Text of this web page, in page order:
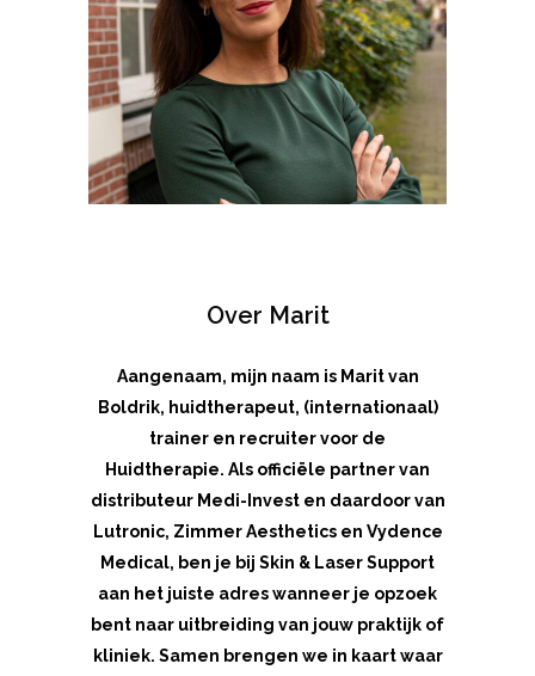
Over Marit
Aangenaam, mijn naam is Marit van
Boldrik, huidtherapeut, (internationaal)
trainer en recruiter voor de
Huidtherapie. Als officiële partner van
distributeur Medi-Invest en daardoor van
Lutronic, Zimmer Aesthetics en Vydence
Medical, ben je bij Skin & Laser Support
aan het juiste adres wanneer je opzoek
bent naar uitbreiding van jouw praktijk of
kliniek. Samen brengen we in kaart waar